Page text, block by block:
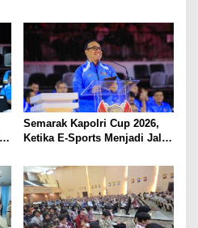
Semarak Kapolri Cup 2026,
Ketika E-Sports Menjadi Jalan